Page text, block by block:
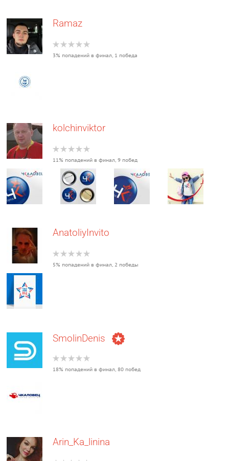
Ramaz
3% попадений в финал, 1 победа
kolchinviktor
11% попадений в финал, 9 побед
AnatoliyInvito
5% попадений в финал, 2 победы
SmolinDenis
18% попадений в финал, 80 побед
Arin_Ka_linina